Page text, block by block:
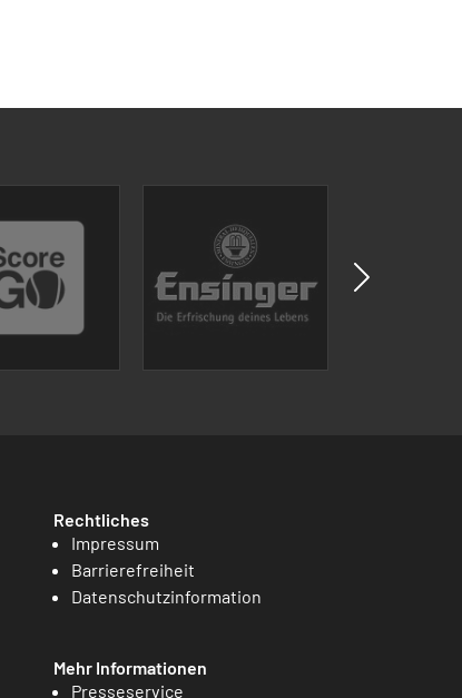
Rechtliches
Impressum
Barrierefreiheit
Datenschutzinformation
Mehr Informationen
Presseservice